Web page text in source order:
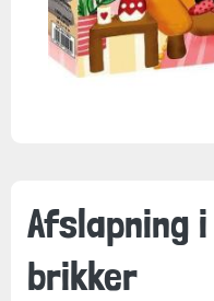
Afslapning
brikker